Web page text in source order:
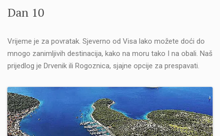
Dan 10
Vrijeme je za povratak. Sjeverno od Visa lako možete doći do
mnogo zanimljivih destinacija, kako na moru tako I na obali. Naš
prijedlog je Drvenik ili Rogoznica, sjajne opcije za prespavati.